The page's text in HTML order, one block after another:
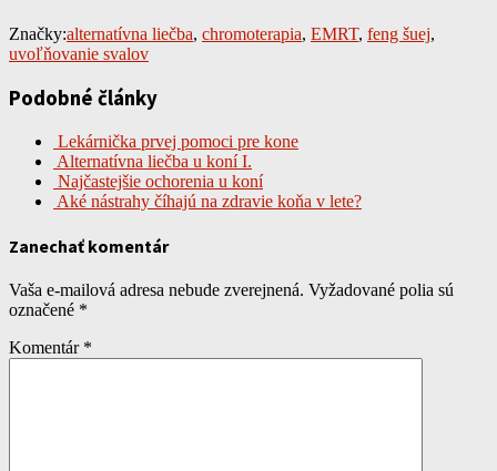
Značky:alternatívna liečba, chromoterapia, EMRT, feng šuej,
uvoľňovanie svalov
Podobné články
Lekárnička prvej pomoci pre kone
Alternatívna liečba u koní I.
Najčastejšie ochorenia u koní
Aké nástrahy číhajú na zdravie koňa v lete?
Zanechať komentár
Vaša e-mailová adresa nebude zverejnená. Vyžadované polia sú
označené *
Komentár *